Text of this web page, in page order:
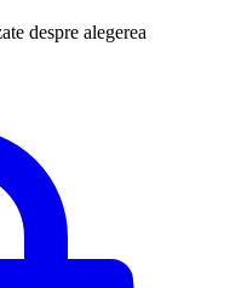
despre alegerea